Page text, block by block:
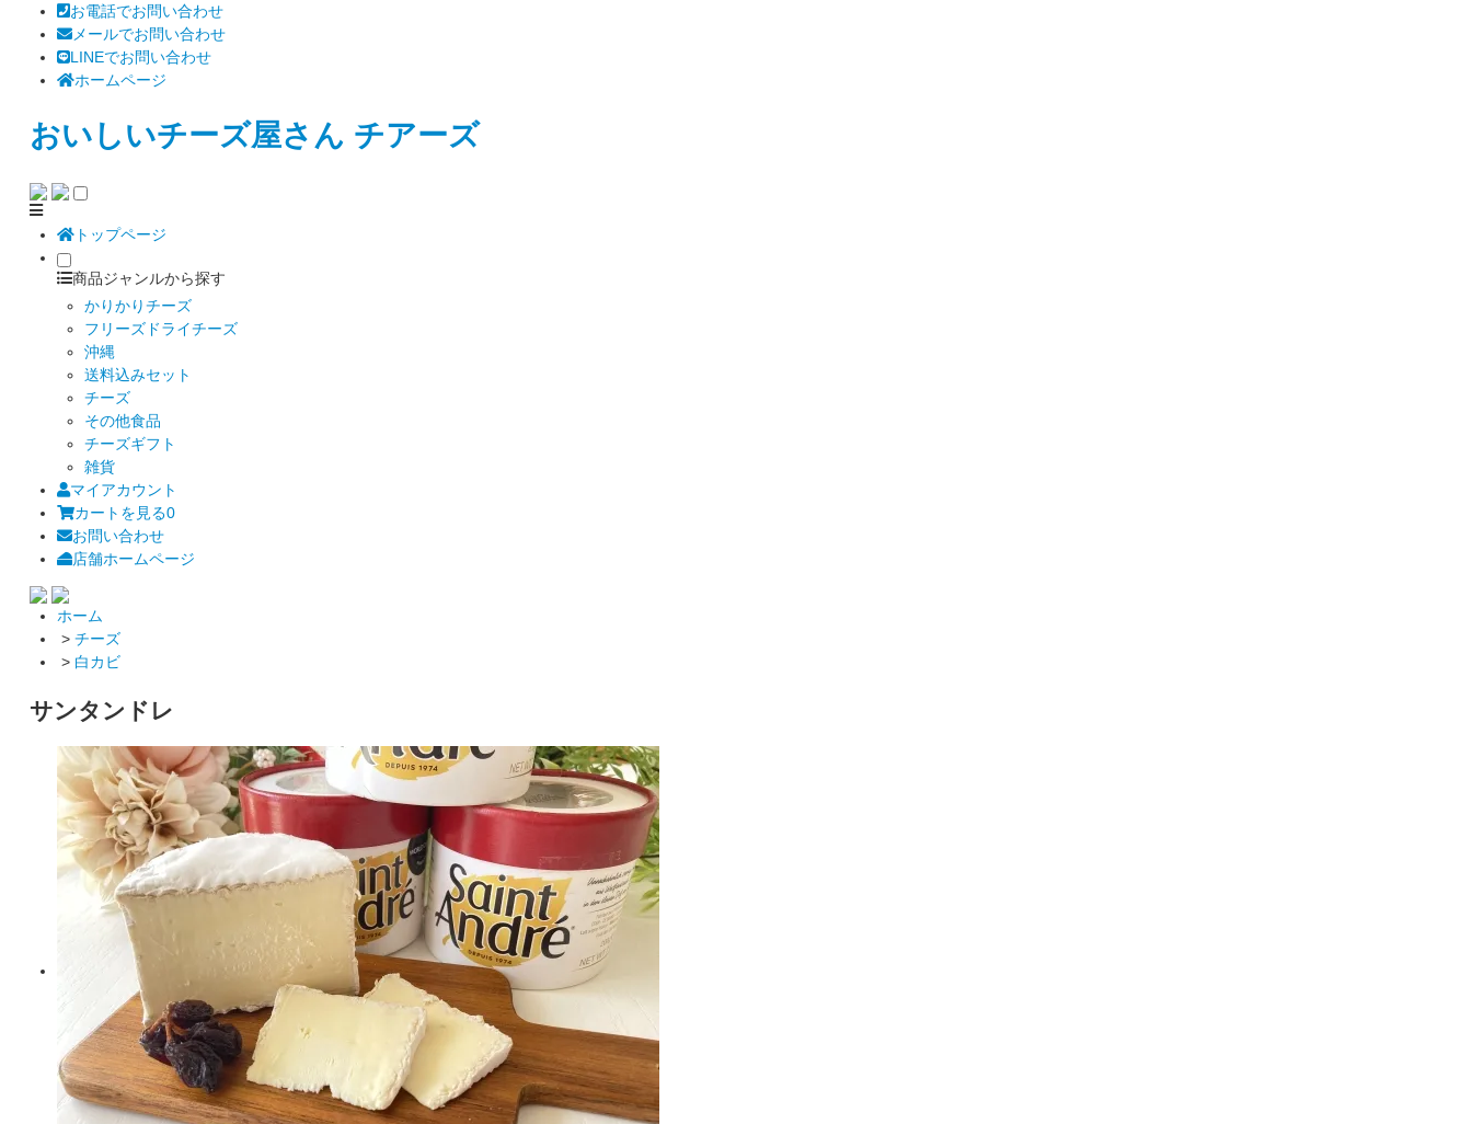
お電話でお問い合わせ
メールでお問い合わせ
LINEでお問い合わせ
ホームページ
おいしいチーズ屋さん チアーズ
トップページ
商品ジャンルから探す
かりかりチーズ
フリーズドライチーズ
沖縄
送料込みセット
チーズ
その他食品
チーズギフト
雑貨
マイアカウント
カートを見る0
お問い合わせ
店舗ホームページ
ホーム
> チーズ
> 白カビ
サンタンドレ